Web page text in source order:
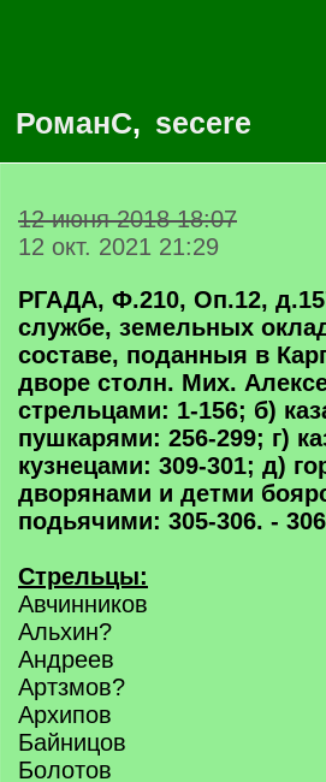
РоманС, secere
12 июня 2018 18:07
12 окт. 2021 21:29
РГАДА, Ф.210, Оп.12,
службе, земельных
составе, поданныя в
дворе столн. Мих.
стрельцами: 1-156; б)
пушкарями: 256-299; г)
кузнецами: 309-301; д)
дворянами и детми
подьячими: 305-306. -
Стрельцы:
Авчинников
Альхин?
Андреев
Артзмов?
Архипов
Байницов
Болотов